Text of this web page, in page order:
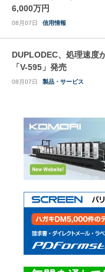
6,000万円
08月07日 信用情報
DUPLODEC、処理速度
「V-595」発売
08月07日 製品・サービス